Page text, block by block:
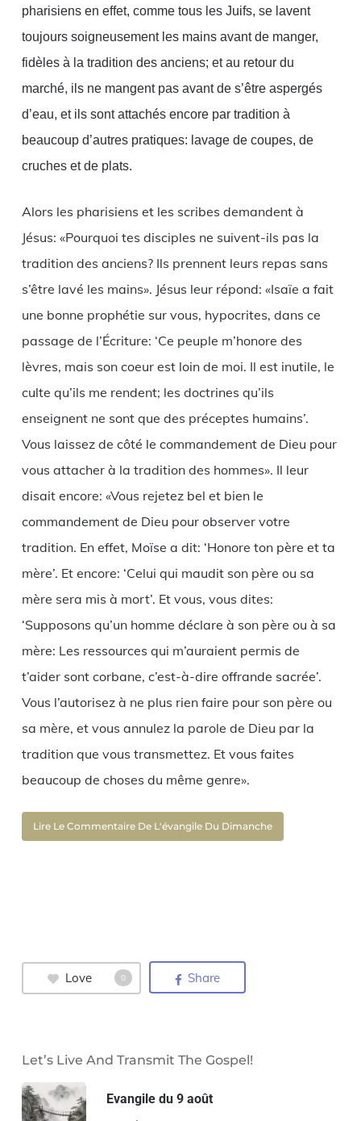
pharisiens en effet, comme tous les Juifs, se lavent
toujours soigneusement les mains avant de manger,
fidèles à la tradition des anciens; et au retour du
marché, ils ne mangent pas avant de s’être aspergés
d’eau, et ils sont attachés encore par tradition à
beaucoup d’autres pratiques: lavage de coupes, de
cruches et de plats.
Alors les pharisiens et les scribes demandent à
Jésus: «Pourquoi tes disciples ne suivent-ils pas la
tradition des anciens? Ils prennent leurs repas sans
s’être lavé les mains». Jésus leur répond: «Isaïe a fait
une bonne prophétie sur vous, hypocrites, dans ce
passage de l’Écriture: ‘Ce peuple m’honore des
lèvres, mais son coeur est loin de moi. Il est inutile, le
culte qu’ils me rendent; les doctrines qu’ils
enseignent ne sont que des préceptes humains’.
Vous laissez de côté le commandement de Dieu pour
vous attacher à la tradition des hommes». Il leur
disait encore: «Vous rejetez bel et bien le
commandement de Dieu pour observer votre
tradition. En effet, Moïse a dit: ‘Honore ton père et ta
mère’. Et encore: ‘Celui qui maudit son père ou sa
mère sera mis à mort’. Et vous, vous dites:
‘Supposons qu’un homme déclare à son père ou à sa
mère: Les ressources qui m’auraient permis de
t’aider sont corbane, c’est-à-dire offrande sacrée’.
Vous l’autorisez à ne plus rien faire pour son père ou
sa mère, et vous annulez la parole de Dieu par la
tradition que vous transmettez. Et vous faites
beaucoup de choses du même genre».
Lire Le Commentaire De L'évangile Du Dimanche
Love 0 Share
Let’s Live And Transmit The Gospel!
Evangile du 9 août